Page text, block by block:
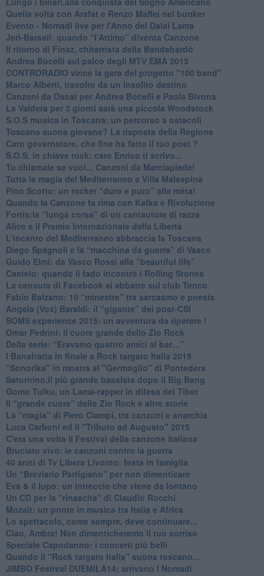
​Quella volta con Arafat e Renzo Maffei nel bunker
​Evento - Nomadi live per l'Anno del Dalai Lama
Jerì-Barsali: quando “l'Attimo” diventa Canzone
Il ritorno di Finaz, chitarrista della Bandabardò
Andrea Bocelli sul palco degli MTV EMA 2015
CONTRORADIO vince la gara del progetto "100 band"
Marco Alberti, travolto da un insolito destino
Canzoni da Oscar per Andrea Bocelli e Paola Bivona
La Valdera per 3 giorni sarà una piccola Woodstock
S.O.S musica in Toscana: un percorso a ostacoli
​Toscana suona giovane? La risposta della Regione
Caro governatore, che fine ha fatto il tuo post ?
S.O.S. in chiave rock: caro Enrico ti scrivo...
Tu chiamale se vuoi... Canzoni da Marciapiede!
​Tutta la magia del Mediterraneo a Villa Malaspina
​Pino Scotto: un rocker “duro e puro” alla mèta!
​Quando la Canzone fa rima con Kafka e Rivoluzione
​Fortis:la “lunga corsa” di un cantautore di razza
Alice e il Premio Internazionale della Libertà
​L'incanto del Mediterraneo abbraccia la Toscana
​Diego Spagnoli e la “macchina da guerra” di Vasco
​Guido Elmi: da Vasco Rossi alla “beautiful life”
​Castelo: quando il fado incontrò i Rolling Stones
La censura di Facebook si abbatte sul club Tenco
Fabio Balzano: 10 “minestre” tra sarcasmo e poesia
Angela (Vox) Baraldi: il “gigante” dei post-CSI
​SOMS experience 2015: un avventura da ripetere !
Omar Pedrini: il cuore grande dello Zio Rock
Della serie: “Eravamo quattro amici al bar…”
I Banafratta in finale a Rock targato Italia 2015
"Sonorika" in mostra al "Germoglio" di Pontedera
​Saturnino,il più grande bassista dopo il Big Bang
​Gomo Tulku, un Lama-rapper in difesa del Tibet
​Il “grande cuore” dello Zio Rock e altre storie
La “magia” di Piero Ciampi, tra canzoni e anarchia
Luca Carboni ed il "Tributo ad Augusto" 2015
C'era una volta il Festival della canzone italiana
Bruciato vivo: le canzoni contro la guerra
40 anni di Tv Libera Livorno: festa in famiglia
Un “Breviario Partigiano” per non dimenticare
Eva & il lupo: un intreccio che viene da lontano
Un CD per la "rinascita" di Claudio Rocchi
Mozait: un ponte in musica tra Italia e Africa
Lo spettacolo, come sempre, deve continuare...
Ciao, Ambra! Non dimenticheremo il tuo sorriso
Speciale Capodanno: i concerti più belli
Quando il "Rock targato Italia" suona toscano...
JIMBO Festival DUEMILA14: arrivano I Nomadi